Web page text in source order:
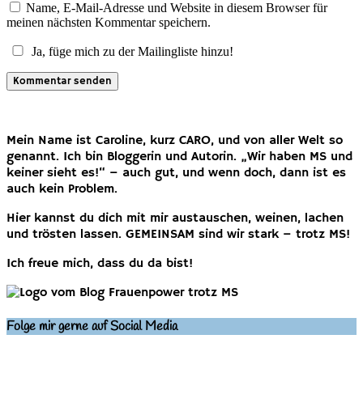
Name, E-Mail-Adresse und Website in diesem Browser für
meinen nächsten Kommentar speichern.
Ja, füge mich zu der Mailingliste hinzu!
Mein Name ist Caroline, kurz CARO, und von aller Welt so
genannt. Ich bin Bloggerin und Autorin. „Wir haben MS und
keiner sieht es!“ – auch gut, und wenn doch, dann ist es
auch kein Problem.
Hier kannst du dich mit mir austauschen, weinen, lachen
und trösten lassen. GEMEINSAM sind wir stark – trotz MS!
Ich freue mich, dass du da bist!
Folge mir gerne auf Social Media